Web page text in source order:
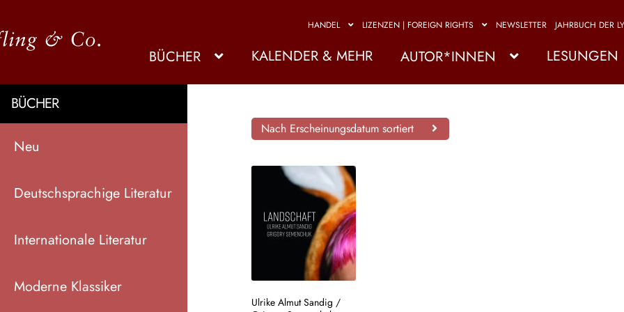
HANDEL LIZENZEN | FOREIGN RIGHTS NEWSLETTER JAHRBUCH DER
BÜCHER KALENDER & MEHR AUTOR*INNEN LESUNGEN
BÜCHER
Neu
Deutschsprachige Literatur
Internationale Literatur
Moderne Klassiker
Nach Erscheinungsdatum sortiert
Ulrike Almut Sandig /